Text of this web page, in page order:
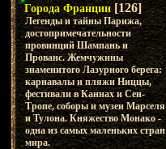
Города Франции [126]
Легенды и тайны Парижа,
достопримечательности
провинций Шампань и
Прованс. Жемчужины
знаменитого Лазурного берега:
карнавалы и пляжи Ниццы,
фестивали в Каннах и Сен-
Тропе, соборы и музеи Марселя
и Тулона. Княжество Монако -
одна из самых маленьких стран
мира.